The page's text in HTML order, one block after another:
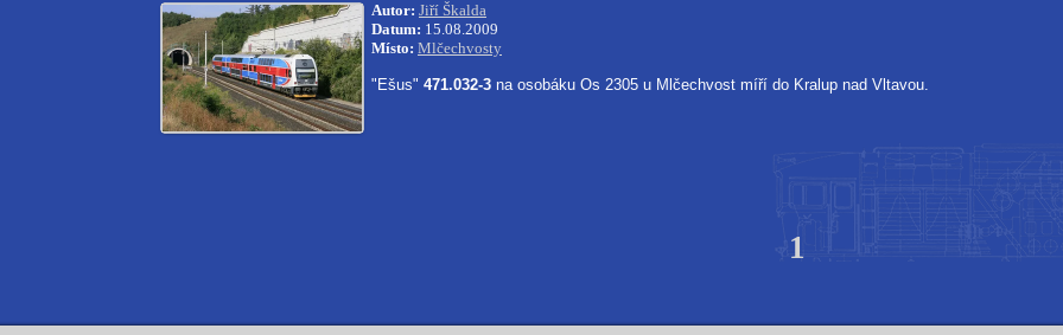
Autor: Jiří Škalda
Datum: 15.08.2009
Místo: Mlčechvosty
"Ešus" 471.032-3 na osobáku Os 2305 u Mlčechvost míří do Kralup nad Vltavou.
1